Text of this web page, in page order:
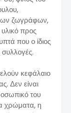
ζωγράφων,
προς
που ο ίδιος
συλλογές.
κεφάλαιο
Δεν είναι
του
χρώματα, η